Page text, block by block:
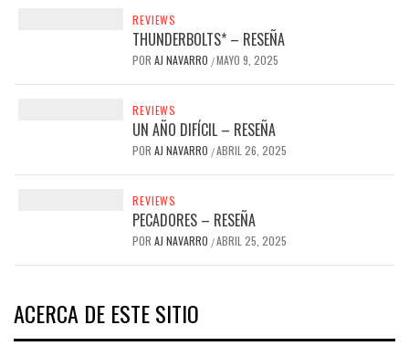
REVIEWS
THUNDERBOLTS* – RESEÑA
POR AJ NAVARRO /MAYO 9, 2025
REVIEWS
UN AÑO DIFÍCIL – RESEÑA
POR AJ NAVARRO /ABRIL 26, 2025
REVIEWS
PECADORES – RESEÑA
POR AJ NAVARRO /ABRIL 25, 2025
ACERCA DE ESTE SITIO